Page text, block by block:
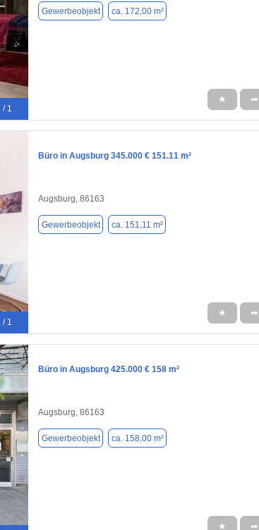
/ 1
Gewerbeobjekt ca. 172,00 m²
★ ➦
/ 1
Büro in Augsburg 345.000 € 151.11 m²
Augsburg, 86163
Gewerbeobjekt ca. 151,11 m²
★ ➦
Büro in Augsburg 425.000 € 158 m²
Augsburg, 86163
Gewerbeobjekt ca. 158,00 m²
★ ➦